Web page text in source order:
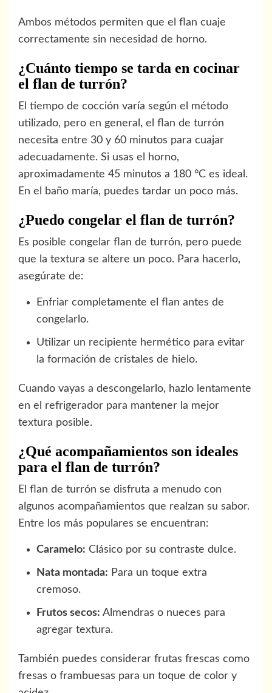
Ambos métodos permiten que el flan cuaje
correctamente sin necesidad de horno.
¿Cuánto tiempo se tarda en cocinar
el flan de turrón?
El tiempo de cocción varía según el método
utilizado, pero en general, el flan de turrón
necesita entre 30 y 60 minutos para cuajar
adecuadamente. Si usas el horno,
aproximadamente 45 minutos a 180 °C es ideal.
En el baño maría, puedes tardar un poco más.
¿Puedo congelar el flan de turrón?
Es posible congelar flan de turrón, pero puede
que la textura se altere un poco. Para hacerlo,
asegúrate de:
Enfriar completamente el flan antes de
congelarlo.
Utilizar un recipiente hermético para evitar
la formación de cristales de hielo.
Cuando vayas a descongelarlo, hazlo lentamente
en el refrigerador para mantener la mejor
textura posible.
¿Qué acompañamientos son ideales
para el flan de turrón?
El flan de turrón se disfruta a menudo con
algunos acompañamientos que realzan su sabor.
Entre los más populares se encuentran:
Caramelo: Clásico por su contraste dulce.
Nata montada: Para un toque extra
cremoso.
Frutos secos: Almendras o nueces para
agregar textura.
También puedes considerar frutas frescas como
fresas o frambuesas para un toque de color y